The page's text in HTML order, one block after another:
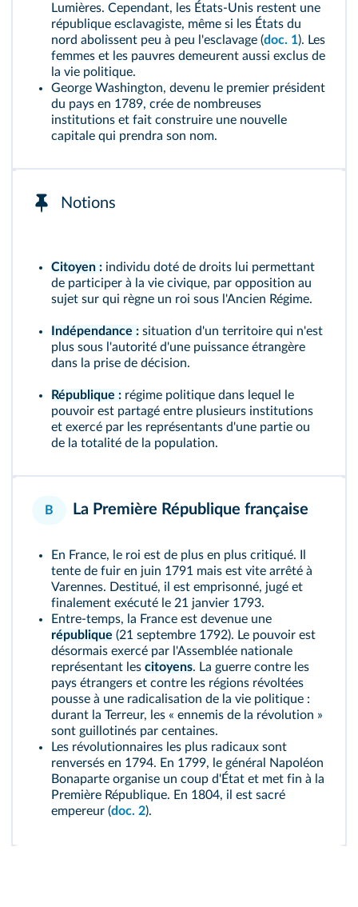
Lumières. Cependant, les États-Unis restent une
république esclavagiste, même si les États du
nord abolissent peu à peu l'esclavage (doc. 1). Les
femmes et les pauvres demeurent aussi exclus de
la vie politique.
George Washington, devenu le premier président
du pays en 1789, crée de nombreuses
institutions et fait construire une nouvelle
capitale qui prendra son nom.
Notions
Citoyen :
de participer à la vie civique, par opposition au
sujet sur qui règne un roi sous l'Ancien Régime.
Indépendance :
plus sous l'autorité d'une puissance étrangère
dans la prise de décision.
République :
pouvoir est partagé entre plusieurs institutions
et exercé par les représentants d'une partie ou
de la totalité de la population.
B La Première République française
En France, le roi est de plus en plus critiqué. Il
tente de fuir en juin 1791 mais est vite arrêté à
Varennes. Destitué, il est emprisonné, jugé et
finalement exécuté le 21 janvier 1793.
Entre‑temps, la France est devenue une
république (21 septembre 1792). Le pouvoir est
désormais exercé par l'Assemblée nationale
représentant les citoyens. La guerre contre les
pays étrangers et contre les régions révoltées
pousse à une radicalisation de la vie politique :
durant la Terreur, les « ennemis de la révolution »
sont guillotinés par centaines.
Les révolutionnaires les plus radicaux sont
renversés en 1794. En 1799, le général Napoléon
Bonaparte organise un coup d'État et met fin à la
Première République. En 1804, il est sacré
empereur (doc. 2).